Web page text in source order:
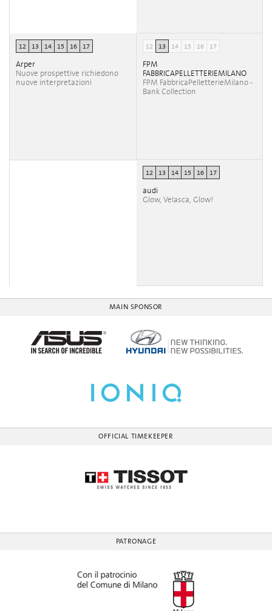
12 13 14 15 16 17
Arper
Nuove prospettive richiedono
nuove interpretazioni
12 13 14 15 16 17
FPM
FABBRICAPELLETTERIEMILANO
FPM FabbricaPelletterieMilano -
Bank Collection
12 13 14 15 16 17
audi
Glow, Velasca, Glow!
MAIN SPONSOR
OFFICIAL TIMEKEEPER
PATRONAGE